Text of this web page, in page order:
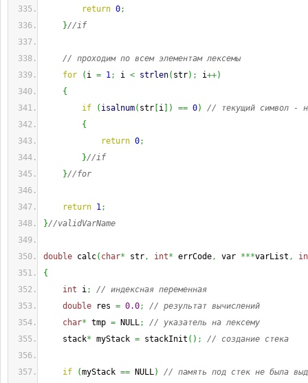
return 0;
}//if
// проходим по всем элементам лексемы
for
( i = 1; i < strlen( str) ; i++)
{
if
( isalnum( str i ) == 0)
// текущий символ -
{
return 0;
}//if
}//for
return 1;
}//validVarName
double calc( char* str, int* errCode, var ***varList ,
{
int i;
// индексная переменная
double res = 0.0;
// результат вычислений
char* tmp = NULL;
// указатель на лексему
stack* myStack = stackInit ( ) ; // создание стека
if (myStack == NULL)
// память под стек не была